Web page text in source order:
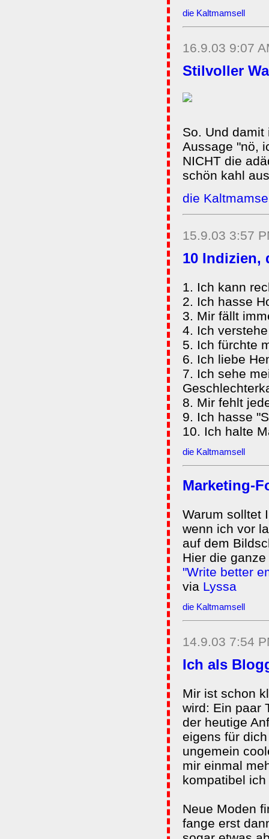
die Kaltmamsell
16.9.03 9:07
Stilvoller
So. Und
Aussage "nö,
NICHT die
schön kahl
die
15.9.03 3:57
10 Indizien,
1. Ich kann
2. Ich hasse
3. Mir fällt
4. Ich
5. Ich fürchte
6. Ich liebe
7. Ich sehe
8. Mir fehlt
9. Ich hasse
10. Ich halte
die Kaltmamsell
Marketing-
Warum solltet
wenn ich vor
auf dem
Hier die
"Write better
via Lyssa
die Kaltmamsell
14.9.03 7:54
Ich als
Mir ist schon
wird: Ein paar
der heutige
eigens für
ungemein
mir einmal
kompatibel ich
Neue Moden
fange erst